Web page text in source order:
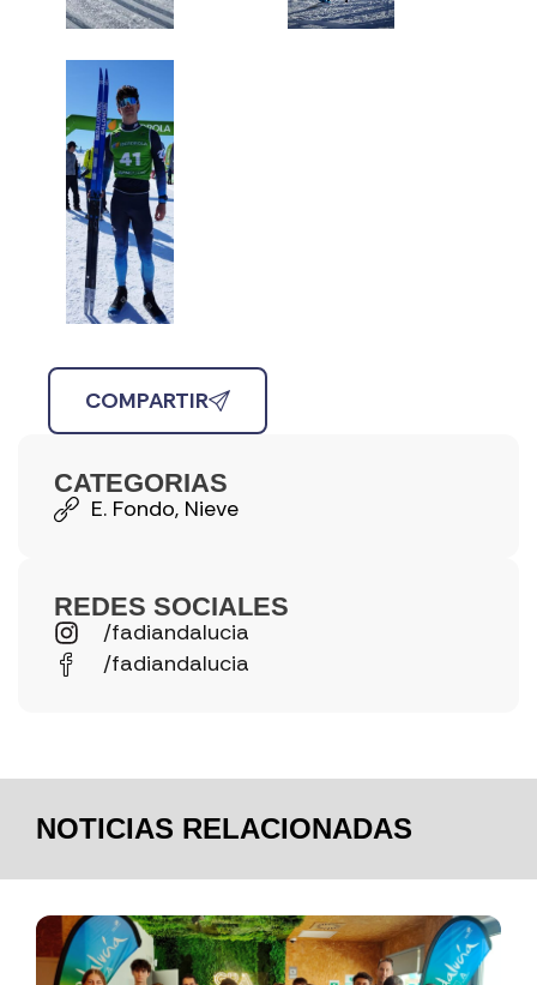
COMPARTIR
CATEGORIAS
E. Fondo, Nieve
REDES SOCIALES
/fadiandalucia
/fadiandalucia
NOTICIAS RELACIONADAS